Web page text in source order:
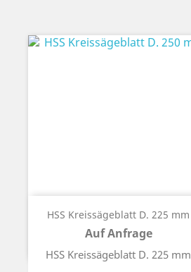
HSS Kreissägeblatt D. 225 mm
Auf Anfrage
Preis
HSS Kreissägeblatt D. 225 mm